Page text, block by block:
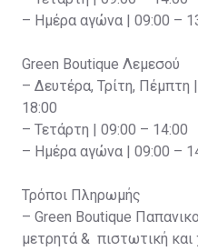
– Ημέρα αγώνα | 09:00 –
Green Boutique Λεμεσού
– Δευτέρα, Τρίτη, Πέμπτη
18:00
– Τετάρτη | 09:00 – 14:00
– Ημέρα αγώνα | 09:00 –
Τρόποι Πληρωμής
– Green Boutique
μετρητά & πιστωτική